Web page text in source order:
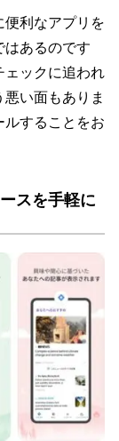
便利なアプリを
はあるのです
ェックに追われ
い面もありま
ルすることをお
スを手軽に